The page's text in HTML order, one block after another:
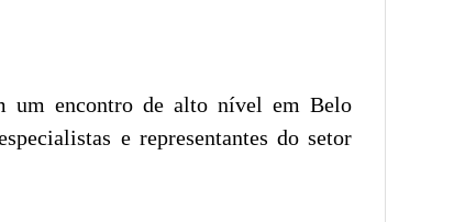
um encontro de alto nível em Belo
e representantes do setor